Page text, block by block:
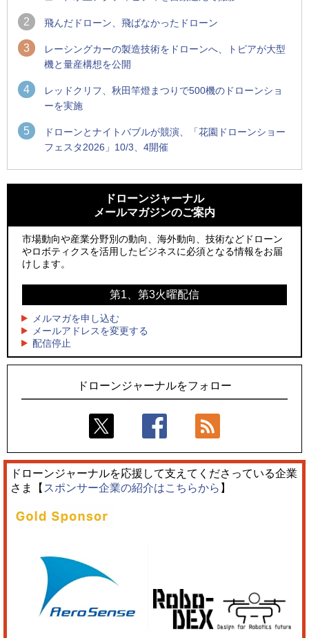
2 飛んだドローン、飛ばなかったドローン
3
レーシングカーの製造技術をドローンへ、トピアが大型
機と量産構想を公開
4
レッドクリフ、秋田竿燈まつりで500機のドローンショ
ーを実施
5
ドローンとナイトバブルが競演、「花園ドローンショー
フェスタ2026」10/3、4開催
ーンが採択、国産機で量産調達を目指す
飛んだドローン、飛ばなかったドローン
ドローンとナイトバブルが競演、「花園ドローンショーフェ
スタ2026」10/3、4開催
水面から離着水できる「HOVERAir AQUA」を実機レビュー、
水上アクティビティを自動追尾で撮影
レーシングカーの製造技術をドローンへ、トピアが大型機と
量産構想を公開
ン」とドローンショーによる新演出を実施
防衛装備庁「迎撃ドローン早期取得プログラム」にテラドロ
ーンが採択、国産機で量産調達を目指す
サザンビーチちがさき花火大会で「復活の花火」打ち上げ、
ロボデックス、2時間超の飛行を目指す新型水素燃料電池ドロ
ーンを公開
防衛だけではない、測量から屋内点検まで展開するテラドロ
ーンのソリューション
ドローンジャーナル
メールマガジンのご案内
市場動向や産業分野別の動向、海外動向、技術などドローン
やロボティクスを活用したビジネスに必須となる情報をお届
けします。
第1、第3火曜配信
メルマガを申し込む
メールアドレスを変更する
配信停止
ドローンジャーナルをフォロー
ドローンジャーナルを応援して支えてくださっている企業
さま【 スポンサー企業の紹介はこちらから 】